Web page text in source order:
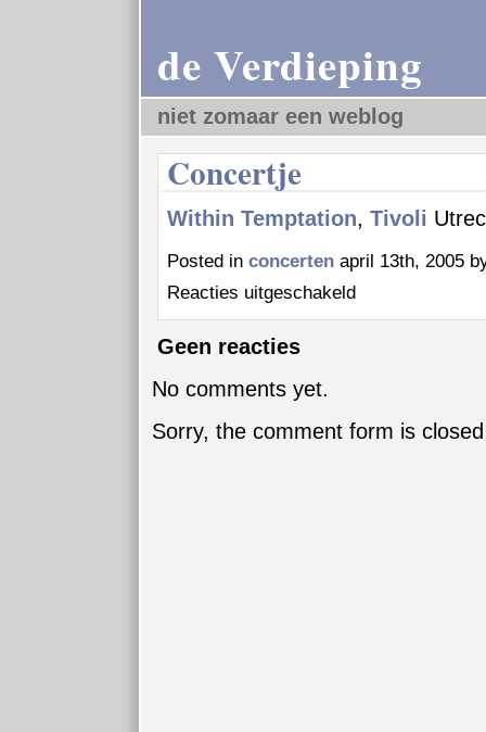
de Verdieping
niet zomaar een weblog
Concertje
Within Temptation, Tivoli
Posted in concerten april 13th, 2005
Reacties uitgeschakeldvoor
Geen reacties
No comments yet.
Sorry, the comment form is